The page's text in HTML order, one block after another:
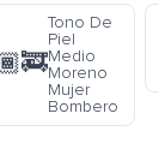
Tono De
Piel
Medio
Moreno
Mujer
Bombero